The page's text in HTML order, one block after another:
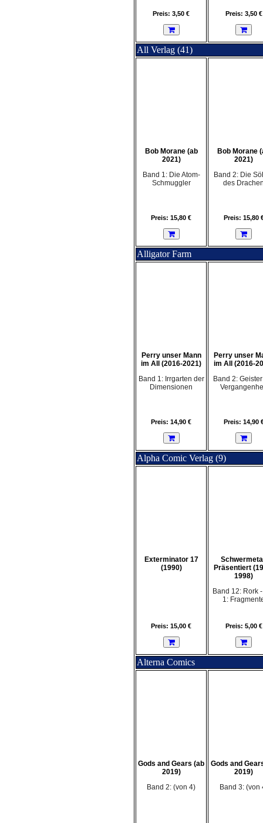
Preis: 3,50 € Preis: 3,50 €
All Verlag (41)
Bob Morane (ab
2021)
Band 1: Die Atom-
Schmuggler
Preis: 15,80 €
Bob Morane
2021)
Band 2: Die
des
Preis: 15,80
Alligator Farm
Perry unser Mann
im All (2016-2021)
Band 1: Irrgarten der
Dimensionen
Preis: 14,90 €
Perry unser
im All (2016-
Band 2:
Preis: 14,90
Alpha Comic Verlag (9)
Exterminator 17
(1990)
Preis: 15,00 €
Präsentiert
1998)
Band 12: Rork
1:
Preis: 5,00 €
Alterna Comics
Gods and Gears (ab
2019)
Band 2: (von 4)
Gods and
2019)
Band 3: (von